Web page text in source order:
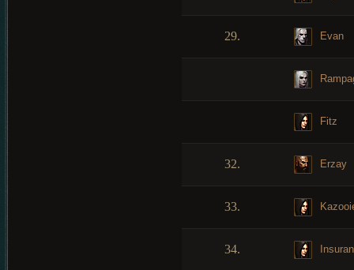
29. Evan
Fitz
32. Erzay
33.
34.